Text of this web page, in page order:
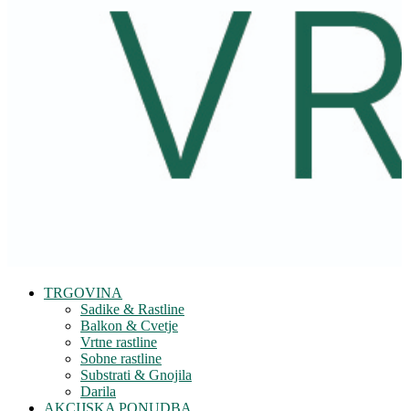
TRGOVINA
Sadike & Rastline
Balkon & Cvetje
Vrtne rastline
Sobne rastline
Substrati & Gnojila
Darila
AKCIJSKA PONUDBA